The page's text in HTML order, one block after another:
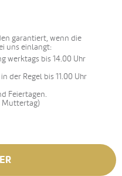
garantiert, wenn die
uns einlangt:
werktags bis 14.00 Uhr
der Regel bis 11.00 Uhr
Feiertagen.
Muttertag)